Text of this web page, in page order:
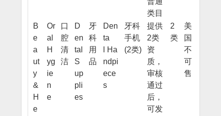
类目
B
e
a
ut
y
&
H
e
Or
al
H
yg
ie
n
e
口
腔
清
洁
D
en
tal
S
up
pli
es
牙
科
用
品
Den
ta
l Ha
ndpi
ece
s
牙科
手机
(2类)
提供
2类
资
质，
审核
通过
后，
可发
2
类
美
国
不
可
售